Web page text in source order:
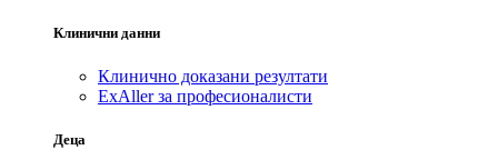
Клинични данни
Клинично доказани резултати
ExAller за професионалисти
Деца